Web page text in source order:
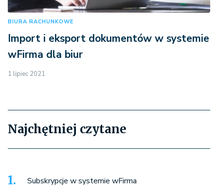
BIURA RACHUNKOWE
Import i eksport dokumentów w systemie
wFirma dla biur
1 lipiec 2021
Najchętniej czytane
Subskrypcje w systemie wFirma